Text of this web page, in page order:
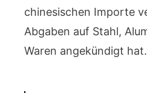
chinesischen Importe
Abgaben auf Stahl,
Waren angekündigt hat.